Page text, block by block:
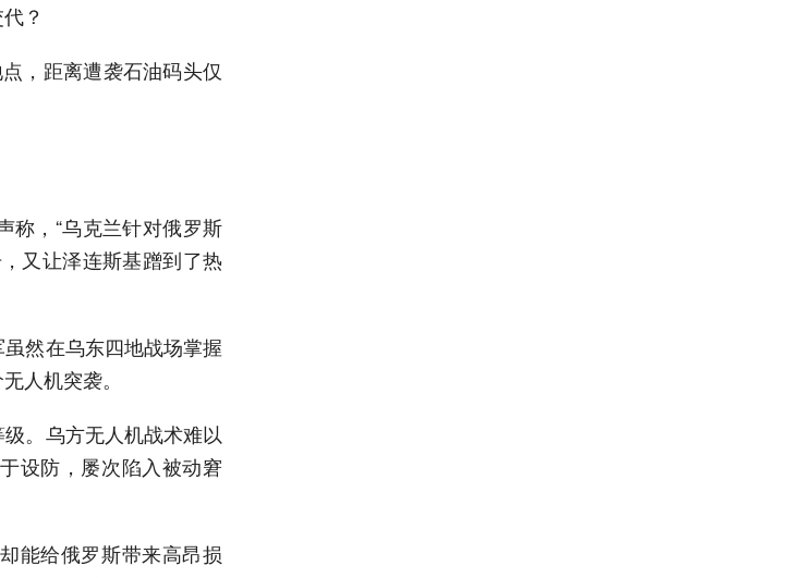
？
，距离遭袭石油码头仅
称，“乌克兰针对俄罗斯
又让泽连斯基蹭到了热
然在乌东四地战场掌握
人机突袭。
。乌方无人机战术难以
设防，屡次陷入被动窘
能给俄罗斯带来高昂损